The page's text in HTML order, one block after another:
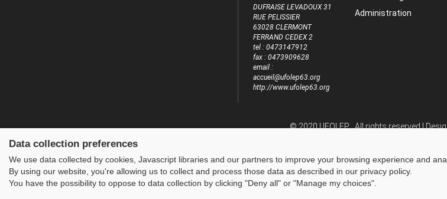
DUFRAISE LEVADOUX 31
RUE PELISSIER
63028 CLERMONT
FERRAND CEDEX 2
tel : 0473147912
fax : 0473909628
email :
accueil@ufolep63.org
http://www.ufolep63.org
Administration
© 2020 UFOLEP . All rights reserved |
Data collection preferences
We use data collected by cookies, Javascript libraries and our partners to improve your browsing experience and
By using our website, you're allowing us to collect and process those data as described in our privacy policy.
You have the possibility to oppose to data collection by clicking "Deny all" or "Manage my choices".